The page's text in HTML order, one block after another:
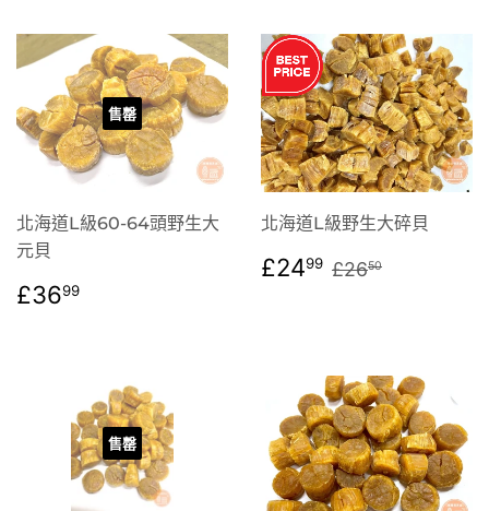
售罄
北海道L級60-64頭野生大
元貝
定
價
£3699
北海道L級野生大碎貝
售
價
£2499 £24.99
定價
£2650
售罄